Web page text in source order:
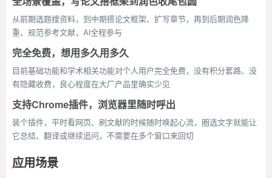
从前期选题搜资料，到中期搭论文框架、扩写章节，再到后期润色降
重、规范参考文献，AI全程参与
完全免费，想用多久用多久
目前基础功能和学术相关功能对个人用户完全免费，没有积分套路、没
有隐藏收费，良心程度在大厂产品里确实少见
支持Chrome插件，浏览器里随时呼出
装个插件，平时看网页、刷文献的时候随时唤起心流，圈选文字就能让
它总结、翻译或继续追问，不需要在多个窗口来回切
应用场景